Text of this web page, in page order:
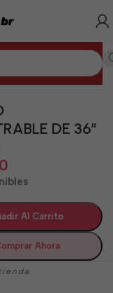
DE 36″
Al Carrito
Ahora
tienda